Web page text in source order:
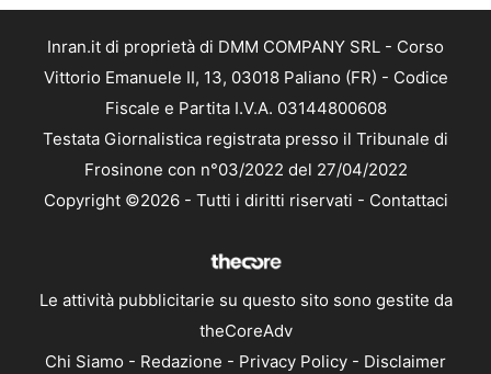
Inran.it di proprietà di DMM COMPANY SRL - Corso
Vittorio Emanuele II, 13, 03018 Paliano (FR) - Codice
Fiscale e Partita I.V.A. 03144800608
Testata Giornalistica registrata presso il Tribunale di
Frosinone con n°03/2022 del 27/04/2022
Copyright ©2026 - Tutti i diritti riservati - Contattaci
Le attività pubblicitarie su questo sito sono gestite da
theCoreAdv
Chi Siamo - Redazione - Privacy Policy - Disclaimer